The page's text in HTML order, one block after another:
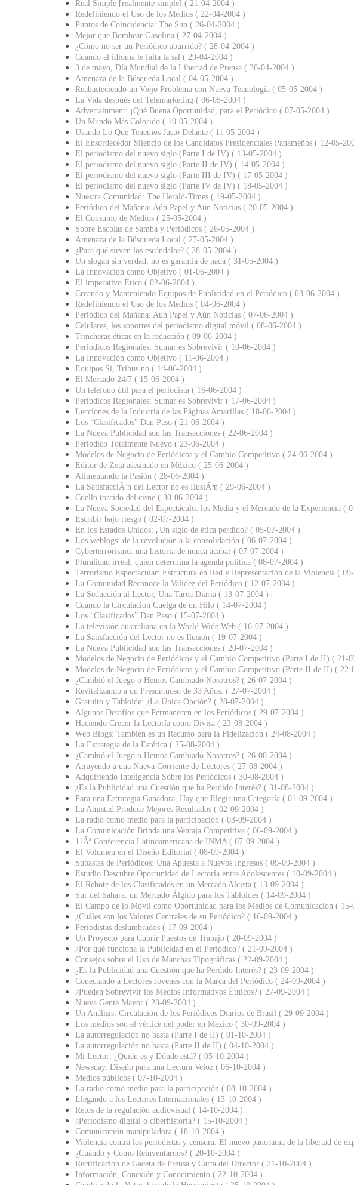
Real Simple [realmente simple] ( 21-04-2004 )
Redefiniendo el Uso de los Medios ( 22-04-2004 )
Puntos de Coincidencia: The Sun ( 26-04-2004 )
Mejor que Bombear Gasolina ( 27-04-2004 )
¿Cómo no ser un Periódico aburrido? ( 28-04-2004 )
Cuando al idioma le falta la sal ( 29-04-2004 )
3 de mayo, Día Mundial de la Libertad de Prensa ( 30-04-2004 )
Amenaza de la Búsqueda Local ( 04-05-2004 )
Reabasteciendo un Viejo Problema con Nueva Tecnología ( 05-05-2004 )
La Vida después del Telemarketing ( 06-05-2004 )
Advertainment: ¡Qué Buena Oportunidad, para el Periódico ( 07-05-2004 )
Un Mundo Más Colorido ( 10-05-2004 )
Usando Lo Que Tenemos Justo Delante ( 11-05-2004 )
El Ensordecedor Silencio de los Candidatos Presidenciales Panameños ( 12-05-
El periodismo del nuevo siglo (Parte I de IV) ( 13-05-2004 )
El periodismo del nuevo siglo (Parte II de IV) ( 14-05-2004 )
El periodismo del nuevo siglo (Parte III de IV) ( 17-05-2004 )
El periodismo del nuevo siglo (Parte IV de IV) ( 18-05-2004 )
Nuestra Comunidad: The Herald-Times ( 19-05-2004 )
Periódico del Mañana: Aún Papel y Aún Noticias ( 20-05-2004 )
El Consumo de Medios ( 25-05-2004 )
Sobre Escolas de Samba y Periódicos ( 26-05-2004 )
Amenaza de la Búsqueda Local ( 27-05-2004 )
¿Para qué sirven los escándalos? ( 28-05-2004 )
Un slogan sin verdad, no es garantía de nada ( 31-05-2004 )
La Innovación como Objetivo ( 01-06-2004 )
El imperativo Ético ( 02-06-2004 )
Creando y Manteniendo Equipos de Publicidad en el Periódico ( 03-06-2004 )
Redefiniendo el Uso de los Medios ( 04-06-2004 )
Periódico del Mañana: Aún Papel y Aún Noticias ( 07-06-2004 )
Celulares, los soportes del periodismo digital móvil ( 08-06-2004 )
Trincheras éticas en la redacción ( 09-06-2004 )
Periódicos Regionales: Sumar es Sobrevivir ( 10-06-2004 )
La Innovación como Objetivo ( 11-06-2004 )
Equipos Si, Tribus no ( 14-06-2004 )
El Mercado 24/7 ( 15-06-2004 )
Un teléfono útil para el periodista ( 16-06-2004 )
Periódicos Regionales: Sumar es Sobrevivir ( 17-06-2004 )
Lecciones de la Industria de las Páginas Amarillas ( 18-06-2004 )
Los “Clasificados” Dan Paso ( 21-06-2004 )
La Nueva Publicidad son las Transacciones ( 22-06-2004 )
Periódico Totalmente Nuevo ( 23-06-2004 )
Modelos de Negocio de Periódicos y el Cambio Competitivo ( 24-06-2004 )
Editor de Zeta asesinado en México ( 25-06-2004 )
Alimentando la Pasión ( 28-06-2004 )
La SatisfacciÃ³n del Lector no es IlusiÃ³n ( 29-06-2004 )
Cuello torcido del cisne ( 30-06-2004 )
La Nueva Sociedad del Espectáculo: los Media y el Mercado de la Experiencia (
Escribir bajo riesgo ( 02-07-2004 )
En los Estados Unidos: ¿Un siglo de ética perdido? ( 05-07-2004 )
Los weblogs: de la revolución a la consolidación ( 06-07-2004 )
Cyberterrorismo: una historia de nunca acabar ( 07-07-2004 )
Pluralidad irreal, quien determina la agenda política ( 08-07-2004 )
Terrorismo Espectacular: Estructura en Red y Representación de la Violencia (
La Comunidad Reconoce la Validez del Periódico ( 12-07-2004 )
La Seducción al Lector, Una Tarea Diaria ( 13-07-2004 )
Cuando la Circulación Cuelga de un Hilo ( 14-07-2004 )
Los “Clasificados” Dan Paso ( 15-07-2004 )
La televisión australiana en la World Wide Web ( 16-07-2004 )
La Satisfacción del Lector no es Ilusión ( 19-07-2004 )
La Nueva Publicidad son las Transacciones ( 20-07-2004 )
Modelos de Negocio de Periódicos y el Cambio Competitivo (Parte I de II) ( 21-
Modelos de Negocio de Periódicos y el Cambio Competitivo (Parte II de II) ( 22-
¿Cambió el Juego o Hemos Cambiado Nosotros? ( 26-07-2004 )
Revitalizando a un Presuntuoso de 33 Años. ( 27-07-2004 )
Gratuito y Tabloide: ¿La Única Opción? ( 28-07-2004 )
Algunos Desafíos que Permanecen en los Periódicos ( 29-07-2004 )
Haciendo Crecer la Lectoría como Divisa ( 23-08-2004 )
Web Blogs: También es un Recurso para la Fidelización ( 24-08-2004 )
La Estrategia de la Estética ( 25-08-2004 )
¿Cambió el Juego o Hemos Cambiado Nosotros? ( 26-08-2004 )
Atrayendo a una Nueva Corriente de Lectores ( 27-08-2004 )
Adquiriendo Inteligencia Sobre los Periódicos ( 30-08-2004 )
¿Es la Publicidad una Cuestión que ha Perdido Interés? ( 31-08-2004 )
Para una Estrategia Ganadora, Hay que Elegir una Categoría ( 01-09-2004 )
La Amistad Produce Mejores Resultados ( 02-09-2004 )
La radio como medio para la participación ( 03-09-2004 )
La Comunicación Brinda una Ventaja Competitiva ( 06-09-2004 )
11Âª Conferencia Latinoamericana de INMA ( 07-09-2004 )
El Volumen en el Diseño Editorial ( 08-09-2004 )
Subastas de Periódicos: Una Apuesta a Nuevos Ingresos ( 09-09-2004 )
Estudio Descubre Oportunidad de Lectoría entre Adolescentes ( 10-09-2004 )
El Rebote de los Clasificados en un Mercado Alcista ( 13-09-2004 )
Sur del Sahara: un Mercado Álgido para los Tabloides ( 14-09-2004 )
El Campo de lo Móvil como Oportunidad para los Medios de Comunicación ( 15-
¿Cuáles son los Valores Centrales de su Periódico? ( 16-09-2004 )
Periodistas deslumbrados ( 17-09-2004 )
Un Proyecto para Cubrir Puestos de Trabajo ( 20-09-2004 )
¿Por qué funciona la Publicidad en el Periódico? ( 21-09-2004 )
Consejos sobre el Uso de Manchas Tipográficas ( 22-09-2004 )
¿Es la Publicidad una Cuestión que ha Perdido Interés? ( 23-09-2004 )
Conectando a Lectores Jóvenes con la Marca del Periódico ( 24-09-2004 )
¿Pueden Sobrevivir los Medios Informativos Étnicos? ( 27-09-2004 )
Nueva Gente Mayor ( 28-09-2004 )
Un Análisis: Circulación de los Periódicos Diarios de Brasil ( 29-09-2004 )
Los medios son el vértice del poder en México ( 30-09-2004 )
La autorregulación no basta (Parte I de II) ( 01-10-2004 )
La autorregulación no basta (Parte II de II) ( 04-10-2004 )
Mi Lector: ¿Quién es y Dónde está? ( 05-10-2004 )
Newsday, Diseño para una Lectura Veloz ( 06-10-2004 )
Medios públicos ( 07-10-2004 )
La radio como medio para la participación ( 08-10-2004 )
Llegando a los Lectores Internacionales ( 13-10-2004 )
Retos de la regulación audiovisual ( 14-10-2004 )
¿Periodismo digital o ciberhistoria? ( 15-10-2004 )
Comunicación manipuladora ( 18-10-2004 )
Violencia contra los periodistas y censura: El nuevo panorama de la libertad de
¿Cuándo y Cómo Reinventarnos? ( 20-10-2004 )
Rectificación de Gaceta de Prensa y Carta del Director ( 21-10-2004 )
Información, Conexión y Conocimiento ( 22-10-2004 )